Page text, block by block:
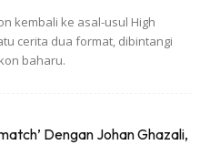
kembali ke asal-usul High
cerita dua format, dibintangi
baharu.
Dengan Johan Ghazali,